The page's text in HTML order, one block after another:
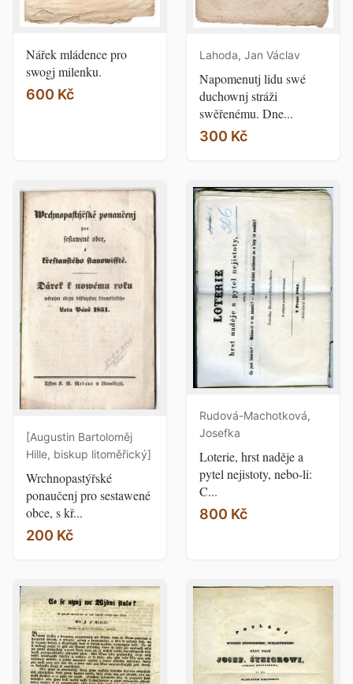
Nářek mládence pro
swogj milenku.
600 Kč
Lahoda, Jan Václav
Napomenutj lidu swé
duchownj stráži
swěřenému. Dne...
300 Kč
[Augustin Bartoloměj
Hille, biskup litoměřický]
Wrchnopastýřské
ponaučenj pro sestawené
obce, s kř...
200 Kč
Rudová-Machotková,
Josefka
Loterie, hrst naděje a
pytel nejistoty, nebo-li:
C...
800 Kč